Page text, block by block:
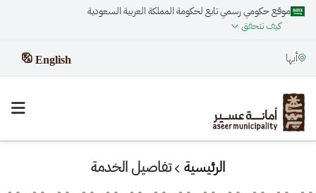
موقع حكومي رسمي تابع لحكومة المملكة العربية السعودية
كيف تتحقق
أبها English
الرئيسية تفاصيل الخدمة